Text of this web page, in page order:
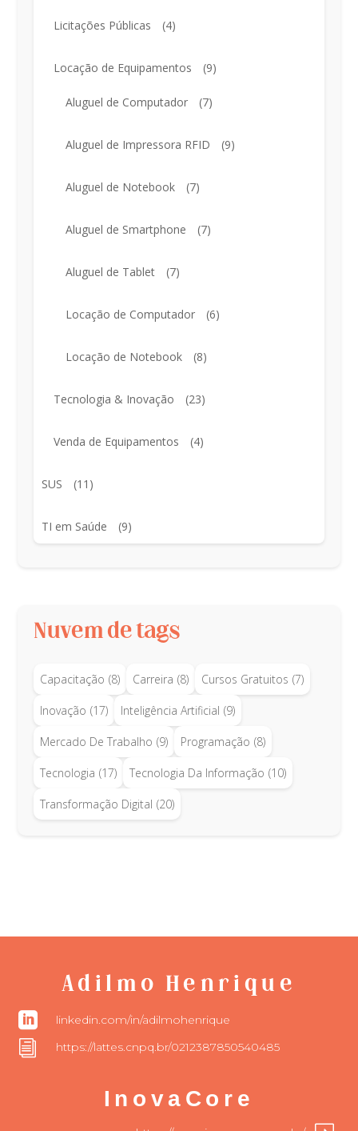
Licitações Públicas (4)
Locação de Equipamentos (9)
Aluguel de Computador (7)
Aluguel de Impressora RFID (9)
Aluguel de Notebook (7)
Aluguel de Smartphone (7)
Aluguel de Tablet (7)
Locação de Computador (6)
Locação de Notebook (8)
Tecnologia & Inovação (23)
Venda de Equipamentos (4)
SUS (11)
TI em Saúde (9)
Nuvem de tags
Capacitação (8) Carreira (8) Cursos Gratuitos (7)
Inovação (17) Inteligência Artificial (9)
Mercado De Trabalho (9) Programação (8)
Tecnologia (17) Tecnologia Da Informação (10)
Transformação Digital (20)
Adilmo Henrique
 linkedin.com/in/adilmohenrique
i https://lattes.cnpq.br/0212387850540485
InovaCore